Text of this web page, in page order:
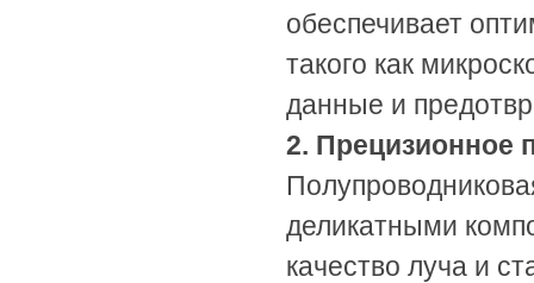
обеспечивает
такого как
данные и
2. Прецизионное
деликатными
качество луча и